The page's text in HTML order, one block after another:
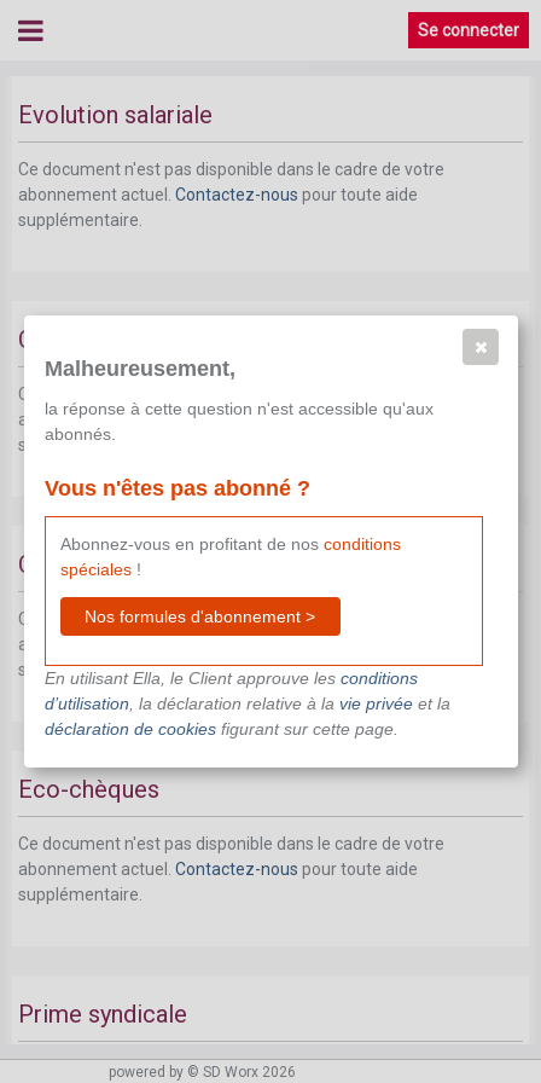
Se connecter
Evolution salariale
Ce document n'est pas disponible dans le cadre de votre
abonnement actuel. Contactez-nous pour toute aide
supplémentaire.
Classification et rémunération
Ce document n'est pas disponible dans le cadre de votre
abonnement actuel.Contactez-nous pour toute aide
supplémentaire.
Cheques repas
Ce document n'est pas disponible dans le cadre de votre
abonnement actuel.
supplémentaire.
Eco-chèques
Ce document n'est pas disponible dans le cadre de votre
abonnement actuel. Contactez-nous pour toute aide
supplémentaire.
Prime syndicale
Ce document n'est pas disponible dans le cadre de votre
powered by © SD Worx 2026
Malheureusement,
la réponse à cette question n'est accessible qu'aux
abonnés.
Vous n'êtes pas abonné ?
Abonnez-vous en profitant de nos conditions
spéciales!
Nos formules d'abonnement >
En utilisant Ella, le Client approuve les conditions
d’utilisation , la déclaration relative à la vie privéeet la
déclaration de cookiesfigurant sur cette page.